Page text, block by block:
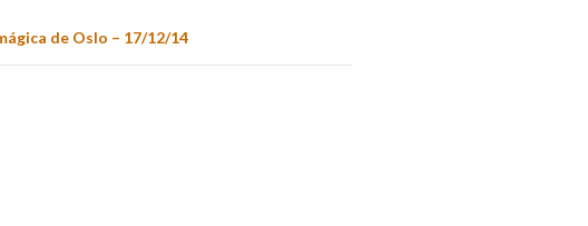
de Oslo – 17/12/14